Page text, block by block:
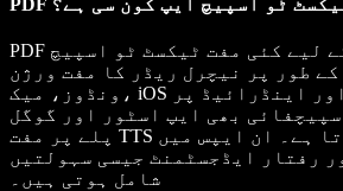
PDF پڑھنے کے لیے کئی مفت ٹیکسٹ ٹو اسپیچ (TTS) ایپس
طور پر نیچرل ریڈر کا مفت ورژن
ونڈوز، میک، iOS اور اینڈرائیڈ پر PDF بلند آواز
بھی ایپ اسٹور اور گوگل
پلے پر مفت TTS ریڈر فراہم کرتا ہے۔ ان ایپس میں
رفتار ایڈجسٹمنٹ جیسی سہولتیں
شامل ہوتی ہیں۔